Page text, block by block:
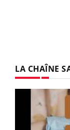
LA CHAÎNE